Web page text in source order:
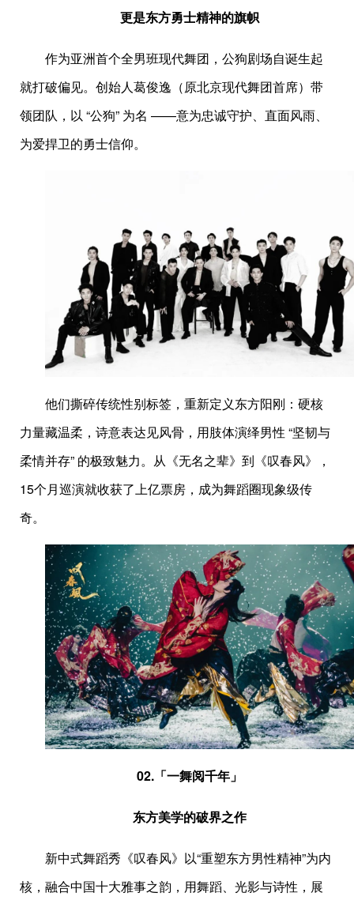
更是东方勇士精神的旗帜
作为亚洲首个全男班现代舞团，公狗剧场自诞生起
就打破偏见。创始人葛俊逸（原北京现代舞团首席）带
领团队，以 “公狗” 为名 ——意为忠诚守护、直面风雨、
为爱捍卫的勇士信仰。
他们撕碎传统性别标签，重新定义东方阳刚：硬核
力量藏温柔，诗意表达见风骨，用肢体演绎男性 “坚韧与
柔情并存” 的极致魅力。从《无名之辈》到《叹春风》，
15个月巡演就收获了上亿票房，成为舞蹈圈现象级传
奇。
02. 「一舞阅千年」
东方美学的破界之作
新中式舞蹈秀《叹春风》以“重塑东方男性精神”为内
核，融合中国十大雅事之韵，用舞蹈、光影与诗性，展